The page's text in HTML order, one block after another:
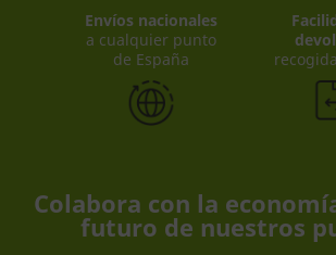
Envíos nacionales
a cualquier punto
de España
Colabora con la
futuro de nuestros